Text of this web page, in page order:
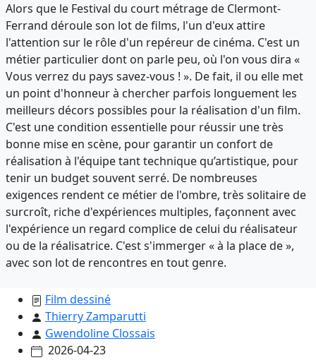
Alors que le Festival du court métrage de Clermont-
Ferrand déroule son lot de films, l'un d'eux attire
l'attention sur le rôle d'un repéreur de cinéma. C'est un
métier particulier dont on parle peu, où l'on vous dira «
Vous verrez du pays savez-vous ! ». De fait, il ou elle met
un point d'honneur à chercher parfois longuement les
meilleurs décors possibles pour la réalisation d'un film.
C'est une condition essentielle pour réussir une très
bonne mise en scène, pour garantir un confort de
réalisation à l'équipe tant technique qu’artistique, pour
tenir un budget souvent serré. De nombreuses
exigences rendent ce métier de l'ombre, très solitaire de
surcroît, riche d'expériences multiples, façonnent avec
l'expérience un regard complice de celui du réalisateur
ou de la réalisatrice. C'est s'immerger « à la place de »,
avec son lot de rencontres en tout genre.
Film dessiné
Thierry Zamparutti
Gwendoline Clossais
2026-04-23